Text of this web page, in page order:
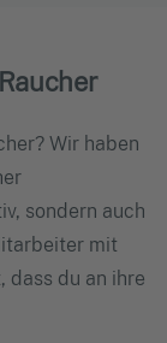
Wir haben
sondern auch
mit
dass du an ihre